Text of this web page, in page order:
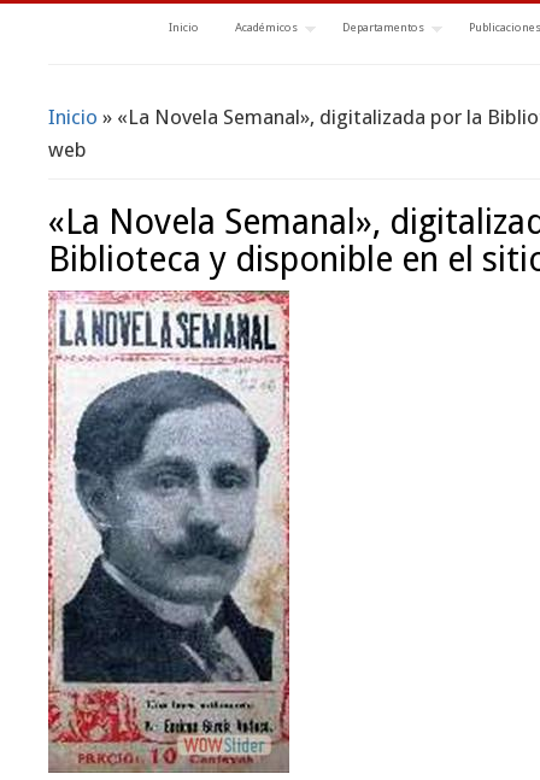
Inicio Académicos Departamentos Publicaciones
Se encuentra usted aquí
Inicio » «La Novela Semanal», digitalizada por la
web
«La Novela Semanal»,
Biblioteca y disponible en el